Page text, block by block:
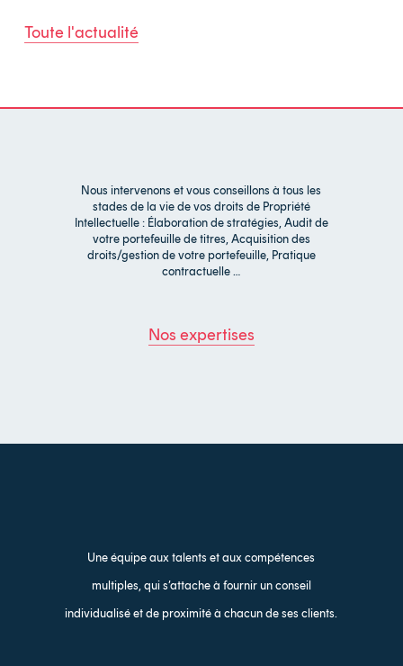
Toute l'actualité
Nous intervenons et vous conseillons à tous les
stades de la vie de vos droits de Propriété
Intellectuelle : Élaboration de stratégies, Audit de
votre portefeuille de titres, Acquisition des
droits/gestion de votre portefeuille, Pratique
contractuelle …
Nos expertises
Une équipe aux talents et aux compétences
multiples, qui s’attache à fournir un conseil
individualisé et de proximité à chacun de ses clients.